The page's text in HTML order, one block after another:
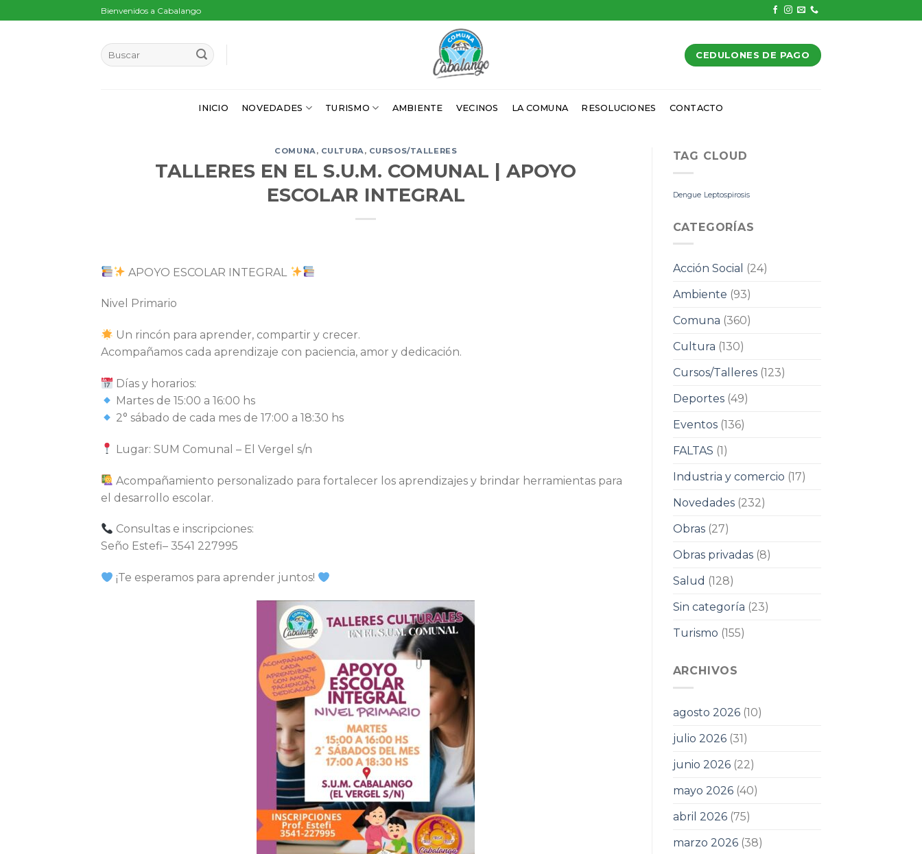
to
Bienvenidos a Cabalango
CEDULONES DE PAGO
INICIO NOVEDADES TURISMO AMBIENTE VECINOS LA COMUNA RESOLUCIONES CONTACTO
COMUNA, CULTURA, CURSOS/TALLERES
TALLERES EN EL S.U.M. COMUNAL | APOYO
ESCOLAR INTEGRAL
APOYO ESCOLAR INTEGRAL
Nivel Primario
Un rincón para aprender, compartir y crecer.
Acompañamos cada aprendizaje con paciencia, amor y dedicación.
Días y horarios:
Martes de 15:00 a 16:00 hs
2° sábado de cada mes de 17:00 a 18:30 hs
Lugar: SUM Comunal – El Vergel s/n
Acompañamiento personalizado para fortalecer los aprendizajes y brindar herramientas para
el desarrollo escolar.
Consultas e inscripciones:
Seño Estefi– 3541 227995
¡Te esperamos para aprender juntos!
TAG CLOUD
Dengue Leptospirosis
CATEGORÍAS
Acción Social
(24)
Ambiente (93)
Comuna (360)
Cultura (130)
Cursos/Talleres(123)
Deportes(49)
Eventos(136)
FALTAS (1)
Industria y comercio (17)
Novedades(232)
Obras(27)
Obras privadas(8)
Salud (128)
Sin categoría (23)
Turismo (155)
ARCHIVOS
agosto 2026(10)
julio 2026(31)
junio 2026(22)
mayo 2026(40)
abril 2026(75)
marzo 2026(38)